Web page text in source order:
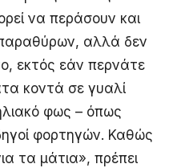
να περάσουν και
αλλά δεν
εκτός εάν περνάτε
κοντά σε γυαλί
φως – όπως
φορτηγών. Καθώς
τα μάτια», πρέπει